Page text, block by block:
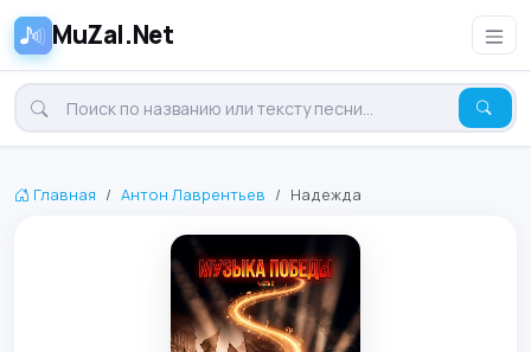
MuZal.Net
Главная Антон Лаврентьев Надежда